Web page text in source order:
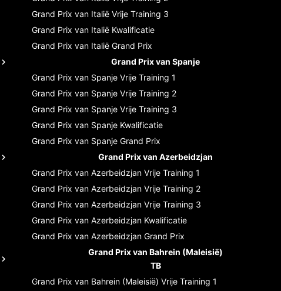
Grand Prix van Italië Vrije Training 3
Grand Prix van Italië Kwalificatie
Grand Prix van Italië Grand Prix
Grand Prix van Spanje
Grand Prix van Spanje Vrije Training 1
Grand Prix van Spanje Vrije Training 2
Grand Prix van Spanje Vrije Training 3
Grand Prix van Spanje Kwalificatie
Grand Prix van Spanje Grand Prix
Grand Prix van Azerbeidzjan
Grand Prix van Azerbeidzjan Vrije Training 1
Grand Prix van Azerbeidzjan Vrije Training 2
Grand Prix van Azerbeidzjan Vrije Training 3
Grand Prix van Azerbeidzjan Kwalificatie
Grand Prix van Azerbeidzjan Grand Prix
Grand Prix van Bahrein (Maleisië)
TB
Grand Prix van Bahrein (Maleisië) Vrije Training 1